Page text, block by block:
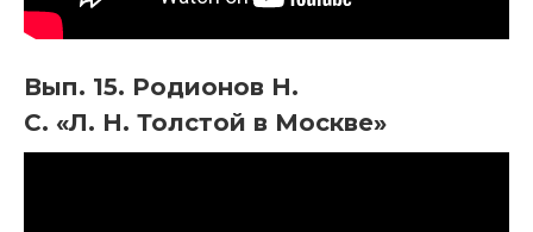
Вып. 15. Родионов Н.
С. «Л. Н. Толстой в Москве»